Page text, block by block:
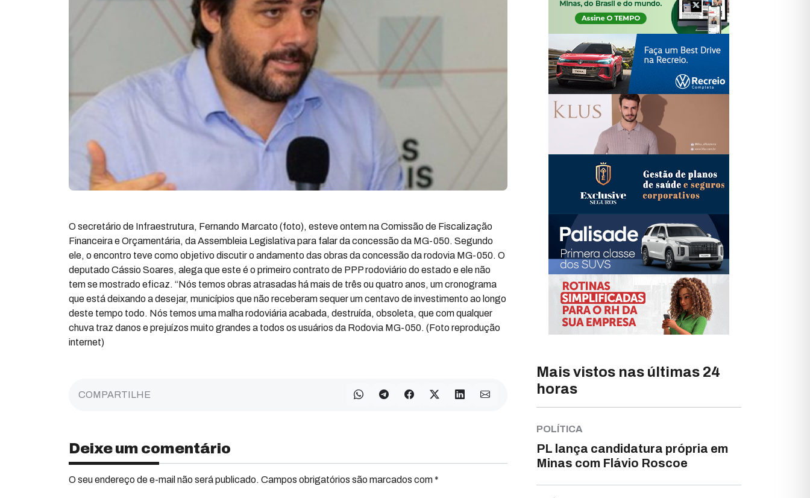
O secretário de Infraestrutura, Fernando Marcato (foto), esteve ontem na Comissão de Fiscalização
Financeira e Orçamentária, da Assembleia Legislativa para falar da concessão da MG-050. Segundo
ele, o encontro teve como objetivo discutir o andamento das obras da concessão da rodovia MG-050. O
deputado Cássio Soares, alega que este é o primeiro contrato de PPP rodoviário do estado e ele não
tem se mostrado eficaz. “Nós temos obras atrasadas há mais de três ou quatro anos, um cronograma
que está deixando a desejar, municípios que não receberam sequer um centavo de investimento ao longo
deste tempo todo. Nós temos uma malha rodoviária acabada, destruída, obsoleta, que com qualquer
chuva traz danos e prejuízos muito grandes a todos os usuários da Rodovia MG-050. (Foto reprodução
internet)
COMPARTILHE
Deixe um comentário
O seu endereço de e-mail não será publicado. Campos obrigatórios são marcados com *
Mais vistos nas últimas 24
horas
POLÍTICA
PL lança candidatura própria em
Minas com Flávio Roscoe